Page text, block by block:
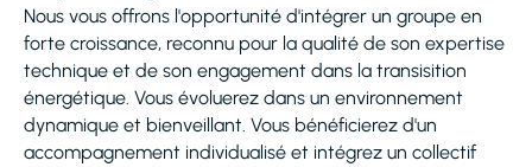
Nous vous offrons l'opportunité d'intégrer un groupe en
forte croissance, reconnu pour la qualité de son expertise
technique et de son engagement dans la transisition
énergétique. Vous évoluerez dans un environnement
dynamique et bienveillant. Vous bénéficierez d'un
accompagnement individualisé et intégrez un collectif